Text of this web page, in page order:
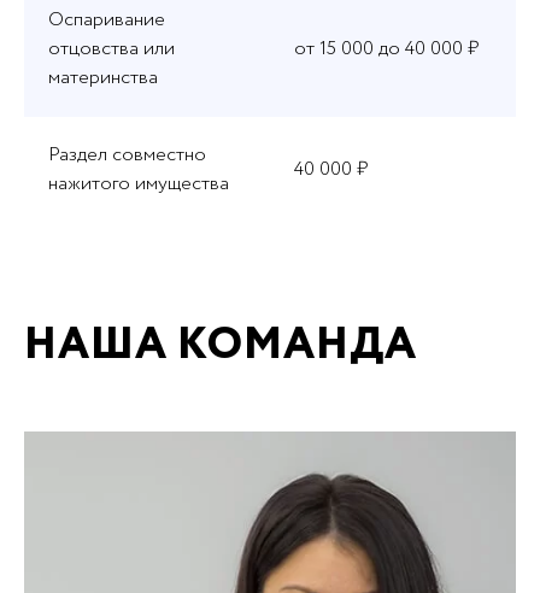
Оспаривание
отцовства или
материнства
от 15 000 до 40 000 ₽
Раздел совместно
нажитого имущества
40 000 ₽
НАША КОМАНДА